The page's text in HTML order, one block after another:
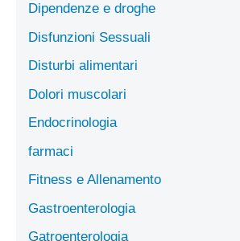
Dipendenze e droghe
Disfunzioni Sessuali
Disturbi alimentari
Dolori muscolari
Endocrinologia
farmaci
Fitness e Allenamento
Gastroenterologia
Gatroenterologia